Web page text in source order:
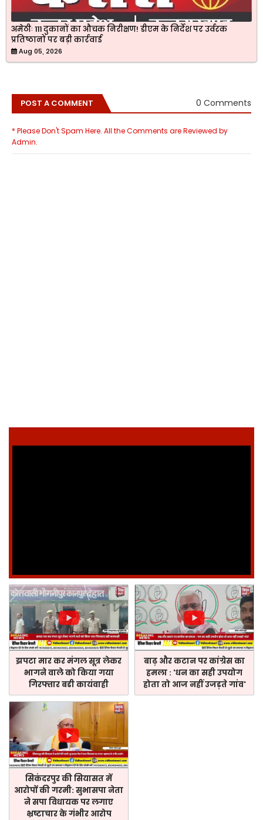
अमेठीः 111 दुकानों का औचक निरीक्षण! डीएम के निर्देश पर उर्वरक
प्रतिष्ठानों पर बड़ी कार्रवाई
Aug 05, 2026
POST A COMMENT 0 Comments
* Please Don't Spam Here. All the Comments are Reviewed by
Admin.
झपटा मार कर मंगल सूत्र लेकर
भागने वाले को किया गया
गिरफ्तार बडी कायंवाही
बाढ़ और कटान पर कांग्रेस का
हमला : 'धन का सही उपयोग
होता तो आज नहीं उजड़ते गांव'
सिकंदरपुर की सियासत में
आरोपों की गरमी: सुभासपा नेता
ने सपा विधायक पर लगाए
भ्रष्टाचार के गंभीर आरोप